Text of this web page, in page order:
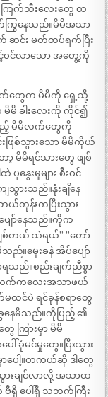
ကြက်သီးလေးတွေ ထ
ကြွနေသည်။မိမိအသာ
ဆင်း မတ်တပ်ရက်ပြီး
ဝင်လာသော အတွေ့ကို
က်တွေက မိမိကို ရှေ့သို့
မိမိ ခါးလေးကို ကိုင်၍
သည့် မိမိလက်တွေကို
စ်သွားသော မိမိကိုယ်
မိမိရင်သားတွေ ဖျစ်
ပူနွေးမှုများ စီးဝင်
ားသည်။နုံးချိနေ
တုန်းကပြီးသွား
ော်နေသည်။ကိုက
စ်တယ် သဲရယ်” ”တော်
။မှေးခနဲ အိပ်ပျော်
ရသည်။စည်းချက်ညီစွာ
လက်ကလေးအသာဖယ်
င်ပဲ ရင်ခုန်စရာတွေ
ခွေနေမိသည်။ကိုပြည့် ၏
ကြားမှာ မိမိ
ခုံမင်မှုတွေ။ပြီးသွား
မှာပေါ့။တကယ်ဆို ဒါတွေ
ားချင်လာလို့ အသာထ
ရို ပေါ်ရှိ သဘက်ကြီး